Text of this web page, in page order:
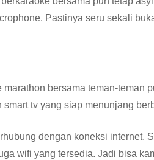
Pastinya seru sekali
bersama teman-teman
tv yang siap menunjang
dengan koneksi internet.
wifi yang tersedia. Jadi bisa